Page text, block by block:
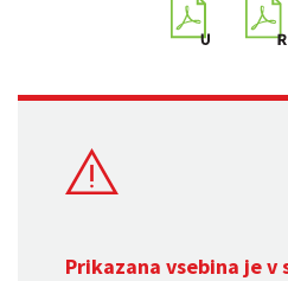
Prikazana vsebina je v